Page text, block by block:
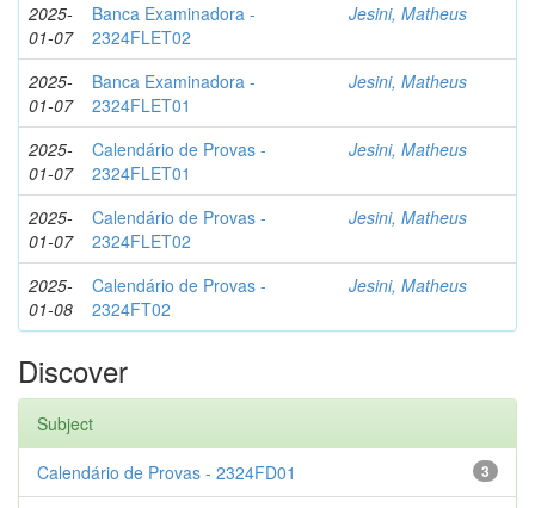
2025-
01-07
Banca Examinadora -
2324FLET02
Jesini, Matheus
2025-
01-07
Banca Examinadora -
2324FLET01
Jesini, Matheus
2025-
01-07
Calendário de Provas -
2324FLET01
Jesini, Matheus
2025-
01-07
Calendário de Provas -
2324FLET02
Jesini, Matheus
2025-
01-08
Calendário de Provas -
2324FT02
Jesini, Matheus
Discover
Subject
3
Calendário de Provas - 2324FD01